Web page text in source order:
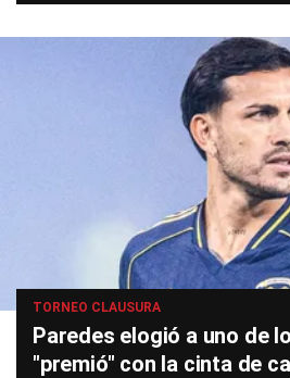
TORNEO CLAUSURA
Paredes elogió a uno de
"premió" con la cinta de